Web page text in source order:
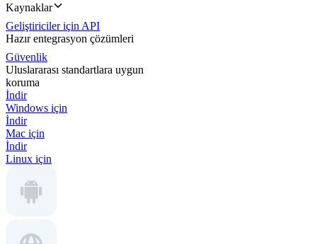
Kaynaklar
Geliştiriciler için API
Hazır entegrasyon çözümleri
Güvenlik
Uluslararası standartlara uygun
koruma
İndir
Windows için
İndir
Mac için
İndir
Linux için